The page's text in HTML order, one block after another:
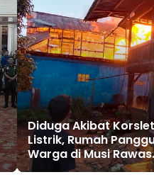
Diduga Akibat
Listrik, Rumah
Warga di Musi Rawas